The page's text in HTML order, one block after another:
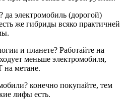
да электромобиль (дорогой)
же гибриды всяко практичней
и планете? Работайте на
меньше электромобиля,
на метане.
конечно покупайте, тем
лифы есть.